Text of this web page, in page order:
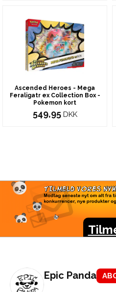
Ascended Heroes - Mega
Feraligatr ex Collection Box -
Pokemon kort
549,95 DKK
Modtag seneste nyt
konkurrencer, nye
Epic Panda